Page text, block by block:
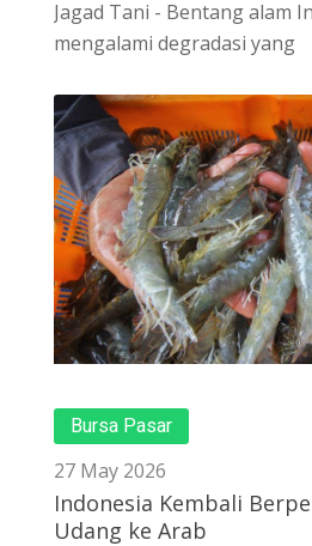
Jagad Tani - Bentang alam
mengalami degradasi yang
Bursa Pasar
27 May 2026
Indonesia Kembali
Udang ke Arab